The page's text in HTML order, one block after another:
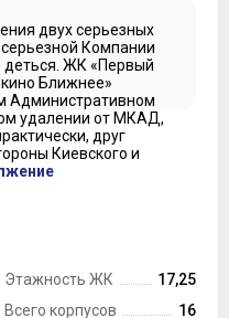
двух серьезных
Компании
деться. ЖК «Первый
Ближнее»
Административном
удалении от МКАД,
друг
Киевского и
Этажность ЖК
17,25
Всего корпусов
16